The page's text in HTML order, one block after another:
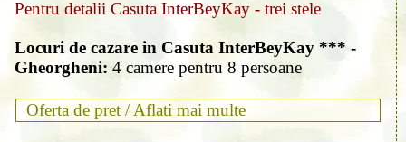
Pentru detalii Casuta InterBeyKay - trei stele
Locuri de cazare in Casuta InterBeyKay *** -
Gheorgheni: 4 camere pentru 8 persoane
Oferta de pret /Aflati mai multe